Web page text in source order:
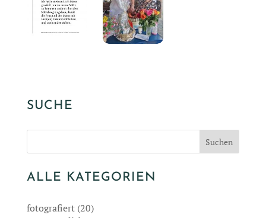
SUCHE
ALLE KATEGORIEN
fotografiert(20)